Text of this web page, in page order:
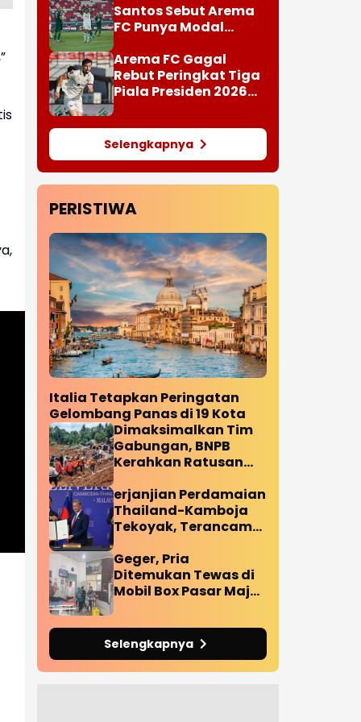
Santos Sebut Arema
FC Punya Modal
League
Arema FC Gagal
Rebut Peringkat Tiga
Piala Presiden 2026
Persija Jakarta
Selengkapnya
PERISTIWA
Italia Tetapkan Peringatan
Gelombang Panas di 19 Kota
Dimaksimalkan Tim
Gabungan, BNPB
Kerahkan Ratusan
Korban Longsor
Cilacap
erjanjian Perdamaian
Thailand-Kamboja
Tekoyak, Terancam
Ranjau Darat
Diperbatasan
Geger, Pria
Ditemukan Tewas di
Mobil Box Pasar Maja
Selengkapnya